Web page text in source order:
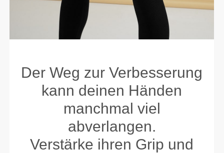
Der Weg zur Verbesserung
kann deinen Händen
manchmal viel
abverlangen.
Verstärke ihren Grip und